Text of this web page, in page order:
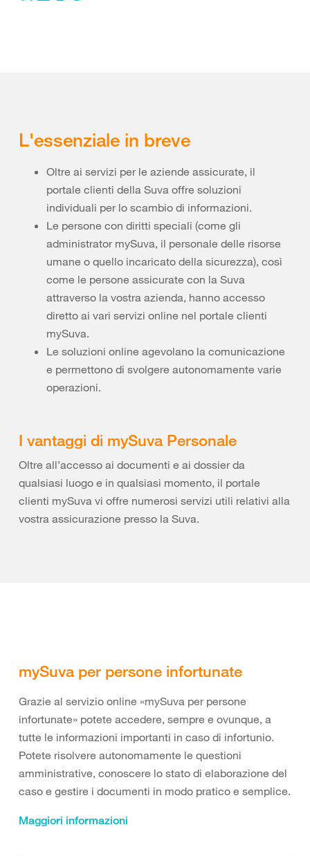
L'essenziale in breve
Oltre ai servizi per le aziende assicurate, il
portale clienti della Suva offre soluzioni
individuali per lo scambio di informazioni.
Le persone con diritti speciali (come gli
administrator mySuva, il personale delle risorse
umane o quello incaricato della sicurezza), così
come le persone assicurate con la Suva
attraverso la vostra azienda, hanno accesso
diretto ai vari servizi online nel portale clienti
mySuva.
Le soluzioni online agevolano la comunicazione
e permettono di svolgere autonomamente varie
operazioni.
I vantaggi di mySuva Personale
Oltre all’accesso ai documenti e ai dossier da
qualsiasi luogo e in qualsiasi momento, il portale
clienti mySuva vi offre numerosi servizi utili relativi alla
vostra assicurazione presso la Suva.
mySuva per persone infortunate
Grazie al servizio online «mySuva per persone
infortunate» potete accedere, sempre e ovunque, a
tutte le informazioni importanti in caso di infortunio.
Potete risolvere autonomamente le questioni
amministrative, conoscere lo stato di elaborazione del
caso e gestire i documenti in modo pratico e semplice.
Maggiori informazioni